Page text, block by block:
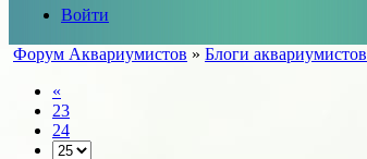
Войти
Форум Аквариумистов » Блоги аквариумистов
«
23
24